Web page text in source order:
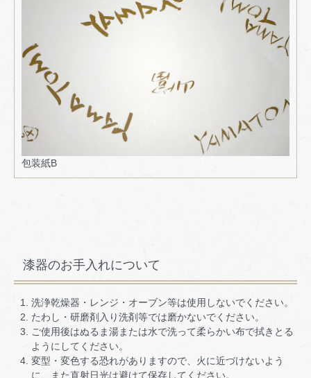
包装紙B
漆器のお手入れについて
洗浄乾燥器・レンジ・オーブン等は使用しないでください。
たわし・研磨剤入り洗剤等では磨かないでください。
ご使用後はぬるま湯または水で洗って柔らかい布で拭きとる
ようにしてください。
変型・変色する恐れがありますので、火に近づけないよう
に、また直射日光は避けて保存してください。